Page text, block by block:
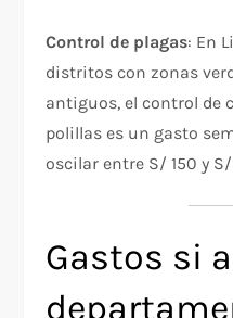
Control de plagas: En
distritos con zonas
antiguos, el control de
polillas es un gasto
oscilar entre S/ 150 y
Gastos si